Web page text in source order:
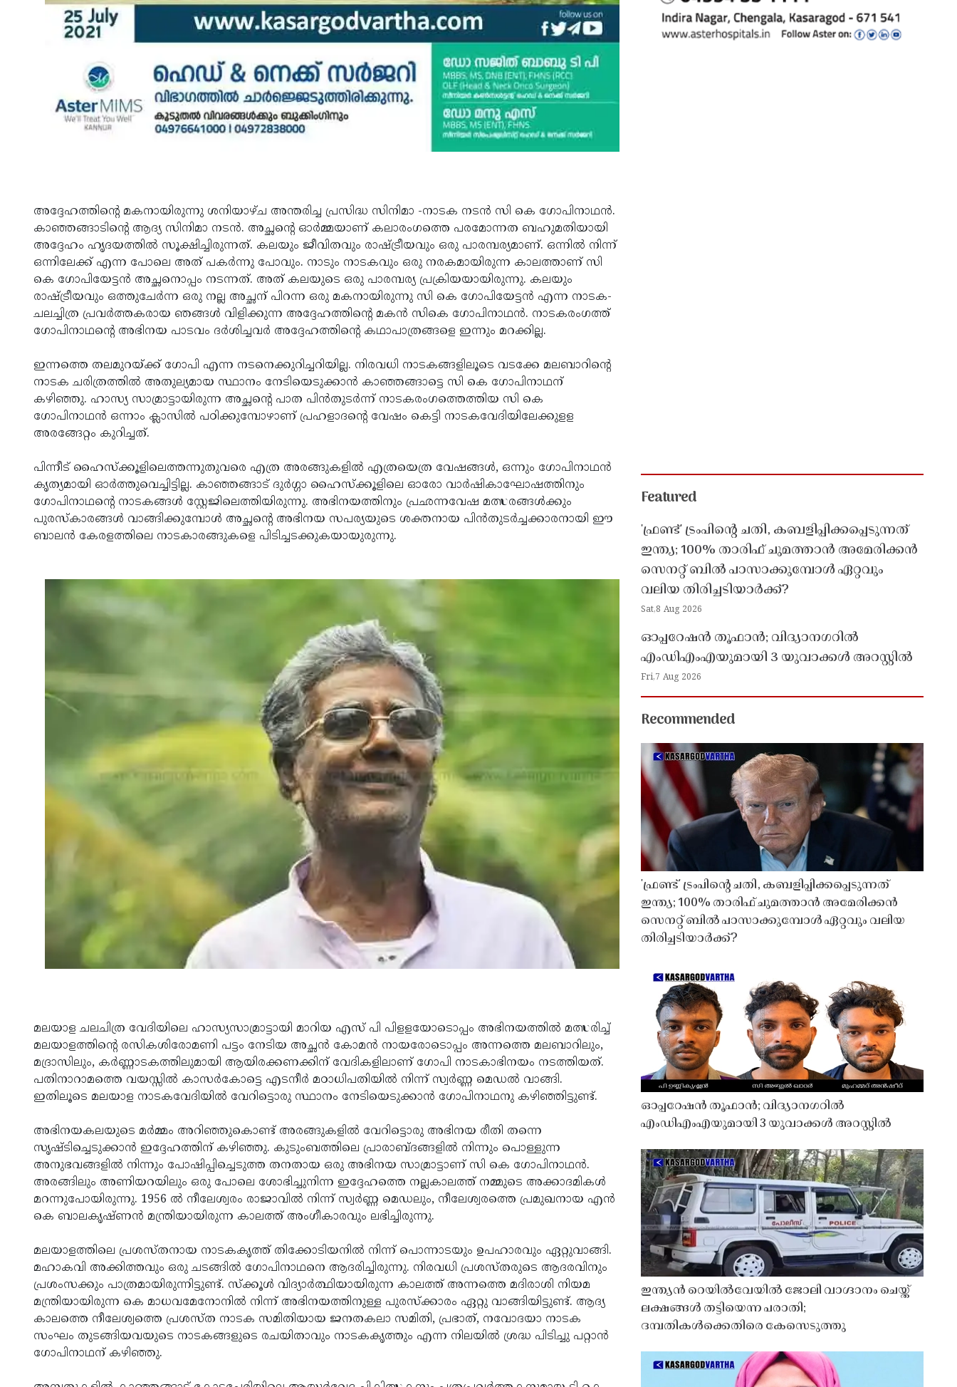
അദ്ദേഹത്തിന്റെ മകനായിരുന്നു ശനിയാഴ്ച അന്തരിച്ച പ്രസിദ്ധ സിനിമാ -നാടക നടന്‍ സി കെ ഗോപിനാഥന്‍.
കാഞ്ഞങ്ങാടിന്റെ ആദ്യ സിനിമാ നടന്‍. അച്ഛന്റെ ഓര്‍മ്മയാണ് കലാരംഗത്തെ പരമോന്നത ബഹുമതിയായി
അദ്ദേഹം ഹൃദയത്തില്‍ സൂക്ഷിച്ചിരുന്നത്. കലയും ജീവിതവും രാഷ്ട്രീയവും ഒരു പാരമ്പര്യമാണ്. ഒന്നില്‍ നിന്ന്
ഒന്നിലേക്ക് എന്ന പോലെ അത് പകർന്നു പോവും. നാടും നാടകവും ഒരു നരകമായിരുന്ന കാലത്താണ് സി
കെ ഗോപിയേട്ടന്‍ അച്ഛനൊപ്പം നടന്നത്. അത് കലയുടെ ഒരു പാരമ്പര്യ പ്രക്രിയയായിരുന്നു. കലയും
രാഷ്ട്രീയവും ഒത്തുചേര്‍ന്ന ഒരു നല്ല അച്ഛന് പിറന്ന ഒരു മകനായിരുന്നു സി കെ ഗോപിയേട്ടന്‍ എന്ന നാടക-
ചലച്ചിത്ര പ്രവര്‍ത്തകരായ ഞങ്ങള്‍ വിളിക്കുന്ന അദ്ദേഹത്തിന്റെ മകന്‍ സികെ ഗോപിനാഥന്‍. നാടകരംഗത്ത്
ഗോപിനാഥന്റെ അഭിനയ പാടവം ദര്‍ശിച്ചവര്‍ അദ്ദേഹത്തിന്റെ കഥാപാത്രങ്ങളെ ഇന്നും മറക്കില്ല.
ഇന്നത്തെ തലമുറയ്ക്ക് ഗോപി എന്ന നടനെക്കുറിച്ചറിയില്ല. നിരവധി നാടകങ്ങളിലൂടെ വടക്കേ മലബാറിന്റെ
നാടക ചരിത്രത്തില്‍ അതുല്യമായ സ്ഥാനം നേടിയെടുക്കാന്‍ കാഞ്ഞങ്ങാട്ടെ സി കെ ഗോപിനാഥന്
കഴിഞ്ഞു. ഹാസ്യ സാമ്രാട്ടായിരുന്ന അച്ഛന്റെ പാത പിന്‍തുടര്‍ന്ന് നാടകരംഗത്തെത്തിയ സി കെ
ഗോപിനാഥന്‍ ഒന്നാം ക്ലാസില്‍ പഠിക്കുമ്പോഴാണ് പ്രഹളാദന്റെ വേഷം കെട്ടി നാടകവേദിയിലേക്കുളള
അരങ്ങേറ്റം കുറിച്ചത്.
പിന്നീട് ഹൈസ്‌ക്കൂളിലെത്തന്നുതുവരെ എത്ര അരങ്ങുകളില്‍ എത്രയെത്ര വേഷങ്ങള്‍, ഒന്നും ഗോപിനാഥന്‍
കൃത്യമായി ഓര്‍ത്തുവെച്ചിട്ടില്ല. കാഞ്ഞങ്ങാട് ദുര്‍ഗ്ഗാ ഹൈസ്‌ക്കൂളിലെ ഓരോ വാര്‍ഷികാഘോഷത്തിനും
ഗോപിനാഥന്റെ നാടകങ്ങള്‍ സ്റ്റേജിലെത്തിയിരുന്നു. അഭിനയത്തിനും പ്രഛന്നവേഷ മത്സരങ്ങള്‍ക്കും
പുരസ്‌കാരങ്ങള്‍ വാങ്ങിക്കുമ്പോള്‍ അച്ഛന്റെ അഭിനയ സപര്യയുടെ ശക്തനായ പിന്‍തുടര്‍ച്ചക്കാരനായി ഈ
ബാലന്‍ കേരളത്തിലെ നാടകാരങ്ങുകളെ പിടിച്ചടക്കുകയായുരുന്നു.
മലയാള ചലചിത്ര വേദിയിലെ ഹാസ്യസാമ്രാട്ടായി മാറിയ എസ് പി പിളളയോടൊപ്പം അഭിനയത്തില്‍ മത്സരിച്ച്
മലയാളത്തിന്റെ രസികശിരോമണി പട്ടം നേടിയ അച്ഛന്‍ കോമന്‍ നായരോടൊപ്പം അന്നത്തെ മലബാറിലും,
മദ്രാസിലും, കര്‍ണ്ണാടകത്തിലുമായി ആയിരക്കണക്കിന് വേദികളിലാണ് ഗോപി നാടകാഭിനയം നടത്തിയത്.
പതിനാറാമത്തെ വയസ്സില്‍ കാസര്‍കോട്ടെ എടനീര്‍ മഠാധിപതിയില്‍ നിന്ന് സ്വര്‍ണ്ണ മെഡല്‍ വാങ്ങി.
ഇതിലൂടെ മലയാള നാടകവേദിയില്‍ വേറിട്ടൊരു സ്ഥാനം നേടിയെടുക്കാന്‍ ഗോപിനാഥനു കഴിഞ്ഞിട്ടുണ്ട്.
അഭിനയകലയുടെ മര്‍മ്മം അറിഞ്ഞുകൊണ്ട് അരങ്ങുകളില്‍ വേറിട്ടൊരു അഭിനയ രീതി തന്നെ
സൃഷ്ടിച്ചെടുക്കാന്‍ ഇദ്ദേഹത്തിന് കഴിഞ്ഞു. കുടുംബത്തിലെ പ്രാരാബ്ദങ്ങളില്‍ നിന്നും പൊള്ളുന്ന
അനുഭവങ്ങളില്‍ നിന്നും പോഷിപ്പിച്ചെടുത്ത തനതായ ഒരു അഭിനയ സാമ്രാട്ടാണ് സി കെ ഗോപിനാഥന്‍.
അരങ്ങിലും അണിയറയിലും ഒരു പോലെ ശോഭിച്ചുനിന്ന ഇദ്ദേഹത്തെ നല്ലകാലത്ത് നമ്മുടെ അക്കാദമികള്‍
മറന്നുപോയിരുന്നു. 1956 ല്‍ നീലേശ്വരം രാജാവില്‍ നിന്ന് സ്വര്‍ണ്ണ മെഡലും, നീലേശ്വരത്തെ പ്രമുഖനായ എന്‍
കെ ബാലകൃഷ്ണന്‍ മന്ത്രിയായിരുന്ന കാലത്ത് അംഗീകാരവും ലഭിച്ചിരുന്നു.
മലയാളത്തിലെ പ്രശസ്തനായ നാടകകൃത്ത് തിക്കോടിയനില്‍ നിന്ന് പൊന്നാടയും ഉപഹാരവും ഏറ്റുവാങ്ങി.
മഹാകവി അക്കിത്തവും ഒരു ചടങ്ങില്‍ ഗോപിനാഥനെ ആദരിച്ചിരുന്നു. നിരവധി പ്രശസ്തരുടെ ആദരവിനും
പ്രശംസക്കും പാത്രമായിരുന്നിട്ടുണ്ട്. സ്‌ക്കൂള്‍ വിദ്യാര്‍ത്ഥിയായിരുന്ന കാലത്ത് അന്നത്തെ മദിരാശി നിയമ
മന്ത്രിയായിരുന്ന കെ മാധവമേനോനില്‍ നിന്ന് അഭിനയത്തിനുള്ള പുരസ്‌ക്കാരം ഏറ്റു വാങ്ങിയിട്ടുണ്ട്. ആദ്യ
കാലത്തെ നീലേശ്വത്തെ പ്രശസ്ത നാടക സമിതിയായ ജനതകലാ സമിതി, പ്രഭാത്, നവോദയാ നാടക
സംഘം തുടങ്ങിയവയുടെ നാടകങ്ങളുടെ രചയിതാവും നാടകകൃത്തും എന്ന നിലയില്‍ ശ്രദ്ധ പിടിച്ചു പറ്റാന്‍
ഗോപിനാഥന് കഴിഞ്ഞു.
Featured
'ഫ്രണ്ട്' ട്രംപിന്റെ ചതി, കബളിപ്പിക്കപ്പെടുന്നത്
ഇന്ത്യ; 100% താരിഫ് ചുമത്താൻ അമേരിക്കൻ
സെനറ്റ് ബിൽ പാസാക്കുമ്പോൾ ഏറ്റവും
വലിയ തിരിച്ചടിയാർക്ക്?
Sat,8 Aug 2026
ഓപ്പറേഷൻ തൂഫാൻ; വിദ്യാനഗറിൽ
എംഡിഎംഎയുമായി 3 യുവാക്കൾ അറസ്റ്റിൽ
Fri,7 Aug 2026
Recommended
'ഫ്രണ്ട്' ട്രംപിന്റെ ചതി, കബളിപ്പിക്കപ്പെടുന്നത്
ഇന്ത്യ; 100% താരിഫ് ചുമത്താൻ അമേരിക്കൻ
സെനറ്റ് ബിൽ പാസാക്കുമ്പോൾ ഏറ്റവും വലിയ
തിരിച്ചടിയാർക്ക്?
ഓപ്പറേഷൻ തൂഫാൻ; വിദ്യാനഗറിൽ
എംഡിഎംഎയുമായി 3 യുവാക്കൾ അറസ്റ്റിൽ
ഇന്ത്യൻ റെയിൽവേയിൽ ജോലി വാഗ്ദാനം ചെയ്ത്
ലക്ഷങ്ങൾ തട്ടിയെന്ന പരാതി;
ദമ്പതികൾക്കെതിരെ കേസെടുത്തു